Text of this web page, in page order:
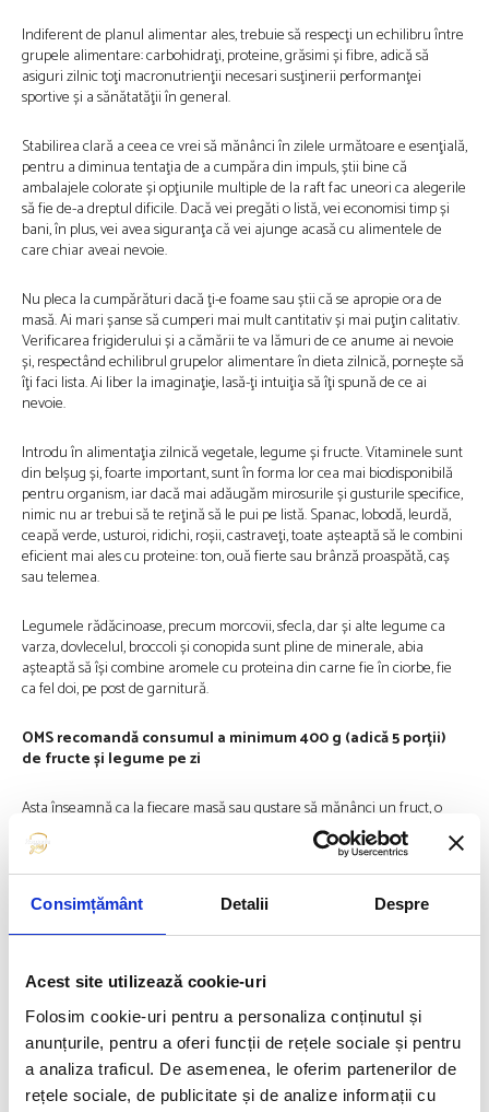
Consimțământ Detalii Despre
Acest site utilizează cookie-uri
Folosim cookie-uri pentru a personaliza conținutul și
anunțurile, pentru a oferi funcții de rețele sociale și pentru
a analiza traficul. De asemenea, le oferim partenerilor de
rețele sociale, de publicitate și de analize informații cu
Indiferent de planul alimentar ales, trebuie să respecţi un echilibru între
grupele alimentare: carbohidraţi, proteine, grăsimi și fibre, adică să
asiguri zilnic toţi macronutrienţii necesari susţinerii performanţei
sportive și a sănătatăţii în general.
Stabilirea clară a ceea ce vrei să mănânci în zilele următoare e esenţială,
pentru a diminua tentaţia de a cumpăra din impuls, știi bine că
ambalajele colorate și opţiunile multiple de la raft fac uneori ca alegerile
să fie de-a dreptul dificile. Dacă vei pregăti o listă, vei economisi timp și
bani, în plus, vei avea siguranţa că vei ajunge acasă cu alimentele de
care chiar aveai nevoie.
Nu pleca la cumpărături dacă ţi-e foame sau știi că se apropie ora de
masă. Ai mari șanse să cumperi mai mult cantitativ și mai puţin calitativ.
Verificarea frigiderului și a cămării te va lămuri de ce anume ai nevoie
și, respectând echilibrul grupelor alimentare în dieta zilnică, pornește să
îţi faci lista. Ai liber la imaginaţie, lasă-ţi intuiţia să îţi spună de ce ai
nevoie.
Introdu în alimentaţia zilnică vegetale, legume și fructe. Vitaminele sunt
din belșug și, foarte important, sunt în forma lor cea mai biodisponibilă
pentru organism, iar dacă mai adăugăm mirosurile și gusturile specifice,
nimic nu ar trebui să te reţină să le pui pe listă. Spanac, lobodă, leurdă,
ceapă verde, usturoi, ridichi, roșii, castraveţi, toate așteaptă să le combini
eficient mai ales cu proteine: ton, ouă fierte sau brânză proaspătă, caș
sau telemea.
Legumele rădăcinoase, precum morcovii, sfecla, dar și alte legume ca
varza, dovlecelul, broccoli și conopida sunt pline de minerale, abia
așteaptă să își combine aromele cu proteina din carne fie în ciorbe, fie
ca fel doi, pe post de garnitură.
OMS recomandă consumul a minimum 400 g (adică 5 porții)
de fructe și legume pe zi
Asta înseamnă ca la fiecare masă sau gustare să mănânci un fruct, o
legumă sau să îţi faci o salată. Legumele și fructele pot fi folosite în
shake-uri proteice cu lapte sau iaurt grecesc. Iaurtul grecesc poate avea
până la de două ori cantitatea de proteine în comparație cu iaurtul
clasic, ceea ce îl face o gustare excelentă de refacere pentru sportivi,
după antrenament. Citricele sunt opțiuni bune pe tot parcursul anului,
la fel ca și bananele și merele.
Fructele uscate sunt și ele ușor de găsit tot timpul anului și în
gustări înainte de antrenamente sau între mesele principale.
E o alegere bună să achiziţionezi fructe sau legume
congelate.